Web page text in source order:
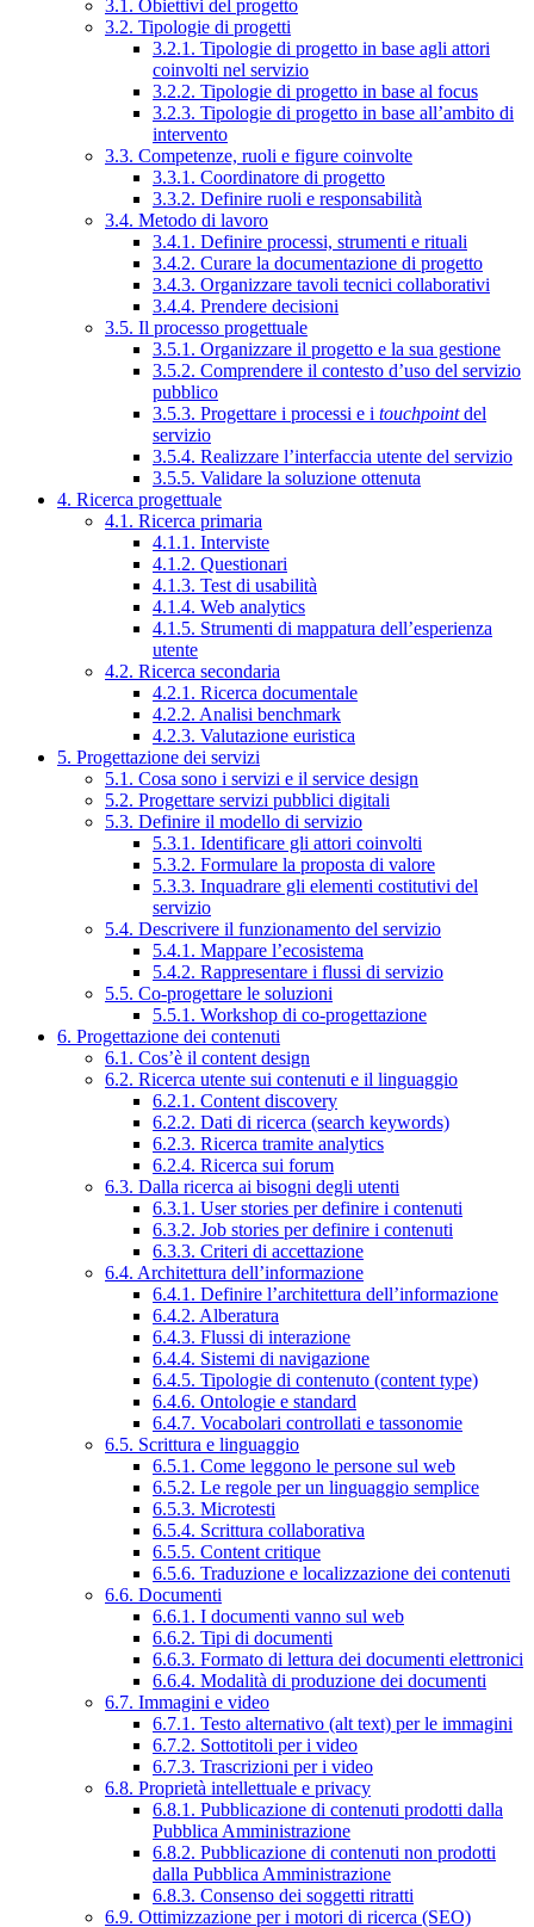
3.1. Obiettivi del progetto
3.2. Tipologie di progetti
3.2.1. Tipologie di progetto in base agli attori
coinvolti nel servizio
3.2.2. Tipologie di progetto in base al focus
3.2.3. Tipologie di progetto in base all’ambito di
intervento
3.3. Competenze, ruoli e figure coinvolte
3.3.1. Coordinatore di progetto
3.3.2. Definire ruoli e responsabilità
3.4. Metodo di lavoro
3.4.1. Definire processi, strumenti e rituali
3.4.2. Curare la documentazione di progetto
3.4.3. Organizzare tavoli tecnici collaborativi
3.4.4. Prendere decisioni
3.5. Il processo progettuale
3.5.1. Organizzare il progetto e la sua gestione
3.5.2. Comprendere il contesto d’uso del servizio
pubblico
3.5.3. Progettare i processi e i touchpointdel
servizio
3.5.4. Realizzare l’interfaccia utente del servizio
3.5.5. Validare la soluzione ottenuta
4. Ricerca progettuale
4.1. Ricerca primaria
4.1.1. Interviste
4.1.2. Questionari
4.1.3. Test di usabilità
4.1.4. Web analytics
4.1.5. Strumenti di mappatura dell’esperienza
utente
4.2. Ricerca secondaria
4.2.1. Ricerca documentale
4.2.2. Analisi benchmark
4.2.3. Valutazione euristica
5. Progettazione dei servizi
5.1. Cosa sono i servizi e il service design
5.2. Progettare servizi pubblici digitali
5.3. Definire il modello di servizio
5.3.1. Identificare gli attori coinvolti
5.3.2. Formulare la proposta di valore
5.3.3. Inquadrare gli elementi costitutivi del
servizio
5.4. Descrivere il funzionamento del servizio
5.4.1. Mappare l’ecosistema
5.4.2. Rappresentare i flussi di servizio
5.5. Co-progettare le soluzioni
5.5.1. Workshop di co-progettazione
6. Progettazione dei contenuti
6.1. Cos’è il content design
6.2. Ricerca utente sui contenuti e il linguaggio
6.2.1. Content discovery
6.2.2. Dati di ricerca (search keywords)
6.2.3. Ricerca tramite analytics
6.2.4. Ricerca sui forum
6.3. Dalla ricerca ai bisogni degli utenti
6.3.1. User stories per definire i contenuti
6.3.2. Job stories per definire i contenuti
6.3.3. Criteri di accettazione
6.4. Architettura dell’informazione
6.4.1. Definire l’architettura dell’informazione
6.4.2. Alberatura
6.4.3. Flussi di interazione
6.4.4. Sistemi di navigazione
6.4.5. Tipologie di contenuto (content type)
6.4.6. Ontologie e standard
6.4.7. Vocabolari controllati e tassonomie
6.5. Scrittura e linguaggio
6.5.1. Come leggono le persone sul web
6.5.2. Le regole per un linguaggio semplice
6.5.3. Microtesti
6.5.4. Scrittura collaborativa
6.5.5. Content critique
6.5.6. Traduzione e localizzazione dei contenuti
6.6. Documenti
6.6.1. I documenti vanno sul web
6.6.2. Tipi di documenti
6.6.3. Formato di lettura dei documenti elettronici
6.6.4. Modalità di produzione dei documenti
6.7. Immagini e video
6.7.1. Testo alternativo (alt text) per le immagini
6.7.2. Sottotitoli per i video
6.7.3. Trascrizioni per i video
6.8. Proprietà intellettuale e privacy
6.8.1. Pubblicazione di contenuti prodotti dalla
Pubblica Amministrazione
6.8.2. Pubblicazione di contenuti non prodotti
dalla Pubblica Amministrazione
6.8.3. Consenso dei soggetti ritratti
6.9. Ottimizzazione per i motori di ricerca (SEO)